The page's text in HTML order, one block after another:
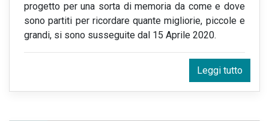
progetto per una sorta di memoria da come e dove
sono partiti per ricordare quante migliorie, piccole e
grandi, si sono susseguite dal 15 Aprile 2020.
Leggi tutto